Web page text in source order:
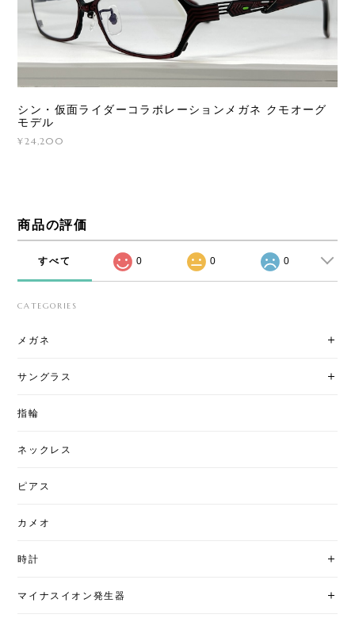
シン・仮面ライダーコラボレーションメガネ クモオーグ
モデル
¥24,200
商品の評価
すべて 0 0 0
CATEGORIES
メガネ
サングラス
指輪
ネックレス
ピアス
カメオ
時計
マイナスイオン発生器